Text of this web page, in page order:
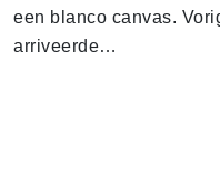
een blanco canvas.
arriveerde…